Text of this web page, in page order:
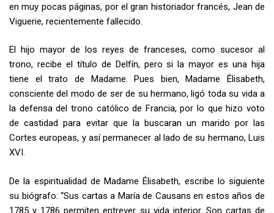
en muy pocas páginas, por el gran historiador francés, Jean de
Viguerie, recientemente fallecido.
El hijo mayor de los reyes de franceses, como sucesor al
trono, recibe el título de Delfín, pero si la mayor es una hija
tiene el trato de Madame. Pues bien, Madame Élisabeth,
consciente del modo de ser de su hermano, ligó toda su vida a
la defensa del trono católico de Francia, por lo que hizo voto
de castidad para evitar que la buscaran un marido por las
Cortes europeas, y así permanecer al lado de su hermano, Luis
XVI.
De la espiritualidad de Madame Élisabeth, escribe lo siguiente
su biógrafo: “Sus cartas a María de Causans en estos años de
1785 y 1786 permiten entrever su vida interior. Son cartas de